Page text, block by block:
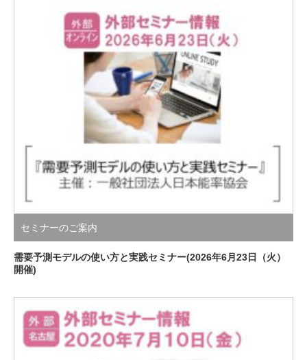
セミナーのご案内
需要予測モデルの使い方と実践セミナー(2026年6月23日（火）
開催)